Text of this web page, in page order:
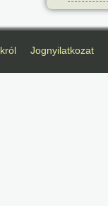
Jognyilatkozat